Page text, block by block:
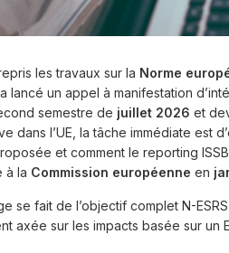
les travaux sur la Norme
lancé un appel à manifestation
semestre de juillet 2026 et
dans l’UE, la tâche immédiate est
et comment le reporting
à la Commission européenne en
se fait de l’objectif complet N-
axée sur les impacts basée sur un